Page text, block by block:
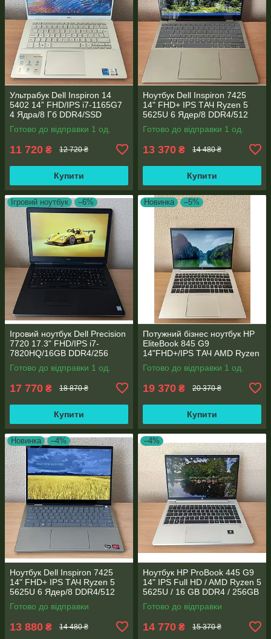
Ультрабук Dell Inspiron 14
5402 14” FHD/IPS i7-1165G7
4 Ядра/8 Гб DDR4/SSD
512Gb/ Intel Iris Xe Graphics
Готово до відправки 1 од.
11 720 ₴ 12 720 ₴
Купити
Ноутбук Dell Inspiron 7425
14" FHD+ IPS TАЧ Ryzen 5
5625U 6 Ядер/8 DDR4/512
SSD M.2/Radeon RX Vega
7/Type-C PD
Готово до відправки 1 од.
13 370 ₴ 14 480 ₴
Купити
Ігровий ноутбук –6%
Ігровий ноутбук Dell Precision
7720 17.3" FHD/IPS i7-
7820HQ/16GB DDR4/256
SSD/NVIDIA Quadro P4000
8GB
Готово до відправки 1 од.
17 770 ₴ 18 870 ₴
Купити
Новинка –5%
Потужний бізнес ноутбук HP
EliteBook 845 G9
14"FHD+/IPS ТАЧ AMD Ryzen
5 6600U 6 ядер/16 DDR5/512
SSD NVME/AMD Radeon
Готово до відправки 1 од.
19 370 ₴ 20 370 ₴
Купити
Новинка –4%
Ноутбук Dell Inspiron 7425
14" FHD+ IPS TАЧ Ryzen 5
5625U 6 Ядер/8 DDR4/512
SSD M.2/Radeon RX Vega
7/Type-C PD
Готово до відправки
13 880 ₴ 14 480 ₴
–4%
Ноутбук HP ProBook 445 G9
14" IPS Full HD / AMD Ryzen 5
5625U / 16 GB DDR4 / 256GB
SSD M.2 / AMD Radeon RX
Vega 7 / WebCam
Готово до відправки
14 770 ₴ 15 370 ₴